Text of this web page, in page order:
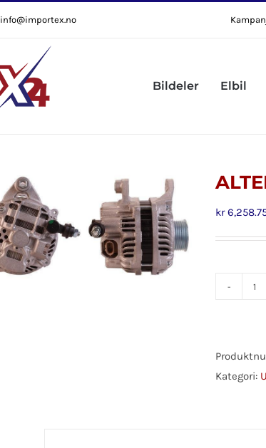
info@importex.no
Bildeler Elbil
kr
Kategori: